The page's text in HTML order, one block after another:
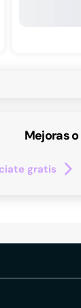
Mejoras
gratis